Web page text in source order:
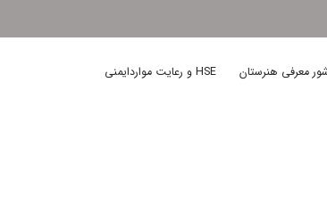
معرفی هنرستان HSE و رعایت مواردایمنی